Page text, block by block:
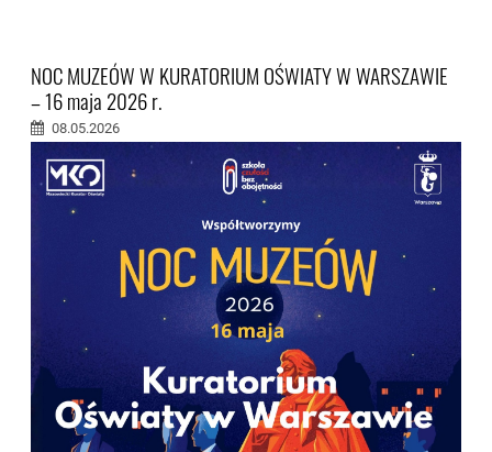
NOC MUZEÓW W KURATORIUM OŚWIATY W WARSZAWIE
– 16 maja 2026 r.
08.05.2026